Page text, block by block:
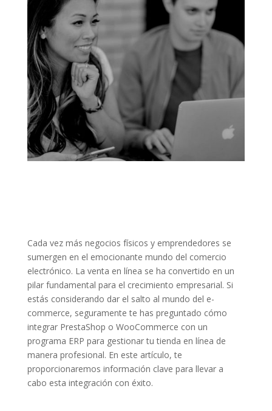
Cada vez más negocios físicos y emprendedores se
sumergen en el emocionante mundo del comercio
electrónico. La venta en línea se ha convertido en un
pilar fundamental para el crecimiento empresarial. Si
estás considerando dar el salto al mundo del e-
commerce, seguramente te has preguntado cómo
integrar PrestaShop o WooCommerce con un
programa ERP para gestionar tu tienda en línea de
manera profesional. En este artículo, te
proporcionaremos información clave para llevar a
cabo esta integración con éxito.